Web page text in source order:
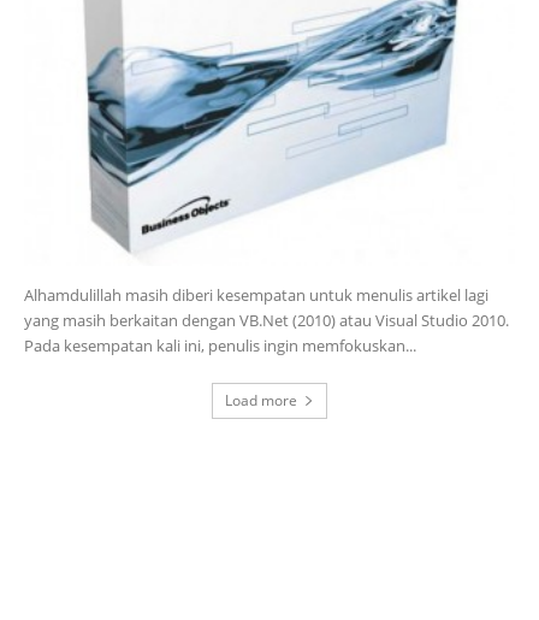
Alhamdulillah masih diberi kesempatan untuk menulis artikel lagi
yang masih berkaitan dengan VB.Net (2010) atau Visual Studio 2010.
Pada kesempatan kali ini, penulis ingin memfokuskan...
Load more